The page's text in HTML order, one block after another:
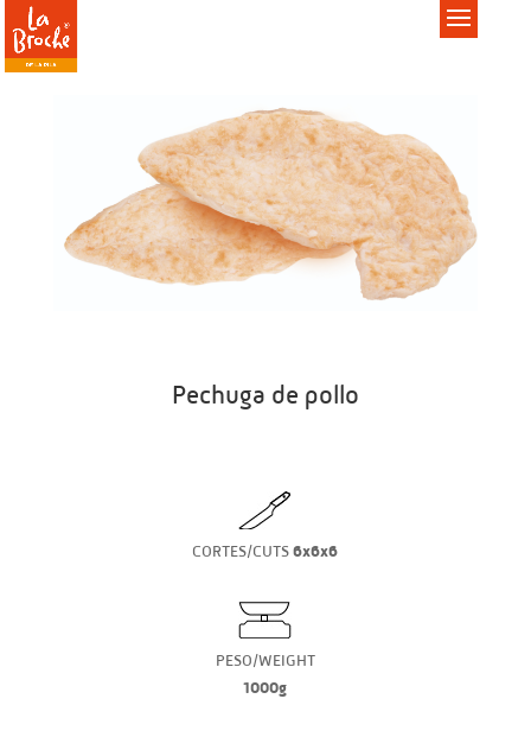
Pechuga de pollo
CORTES/CUTS6x6x6
PESO/WEIGHT
1000g